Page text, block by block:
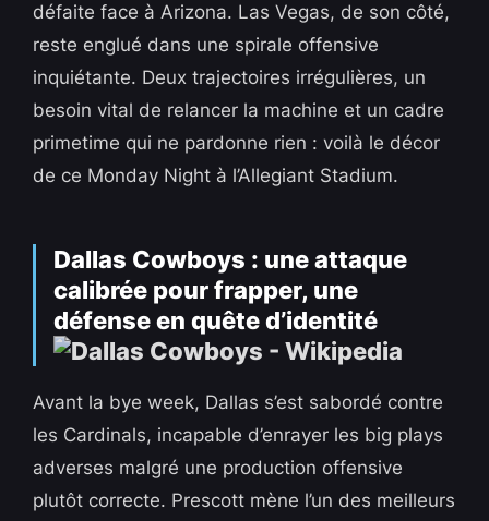
défaite face à Arizona. Las Vegas, de son côté,
reste englué dans une spirale offensive
inquiétante. Deux trajectoires irrégulières, un
besoin vital de relancer la machine et un cadre
primetime qui ne pardonne rien : voilà le décor
de ce Monday Night à l’Allegiant Stadium.
Dallas Cowboys : une attaque
calibrée pour frapper, une
défense en quête d’identité
Avant la bye week, Dallas s’est sabordé contre
les Cardinals, incapable d’enrayer les big plays
adverses malgré une production offensive
plutôt correcte. Prescott mène l’un des meilleurs